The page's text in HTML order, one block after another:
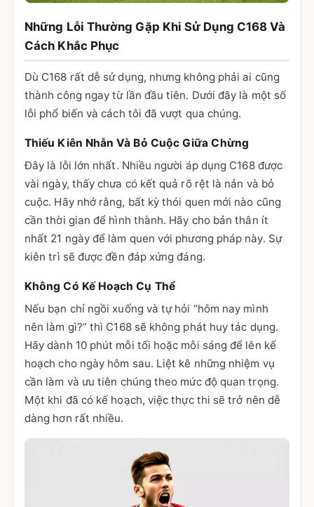
Những Lỗi Thường Gặp Khi Sử Dụng C168 Và
Cách Khắc Phục
Dù C168 rất dễ sử dụng, nhưng không phải ai cũng
thành công ngay từ lần đầu tiên. Dưới đây là một số
lỗi phổ biến và cách tôi đã vượt qua chúng.
Thiếu Kiên Nhẫn Và Bỏ Cuộc Giữa Chừng
Đây là lỗi lớn nhất. Nhiều người áp dụng C168 được
vài ngày, thấy chưa có kết quả rõ rệt là nản và bỏ
cuộc. Hãy nhớ rằng, bất kỳ thói quen mới nào cũng
cần thời gian để hình thành. Hãy cho bản thân ít
nhất 21 ngày để làm quen với phương pháp này. Sự
kiên trì sẽ được đền đáp xứng đáng.
Không Có Kế Hoạch Cụ Thể
Nếu bạn chỉ ngồi xuống và tự hỏi “hôm nay mình
nên làm gì?” thì C168 sẽ không phát huy tác dụng.
Hãy dành 10 phút mỗi tối hoặc mỗi sáng để lên kế
hoạch cho ngày hôm sau. Liệt kê những nhiệm vụ
cần làm và ưu tiên chúng theo mức độ quan trọng.
Một khi đã có kế hoạch, việc thực thi sẽ trở nên dễ
dàng hơn rất nhiều.